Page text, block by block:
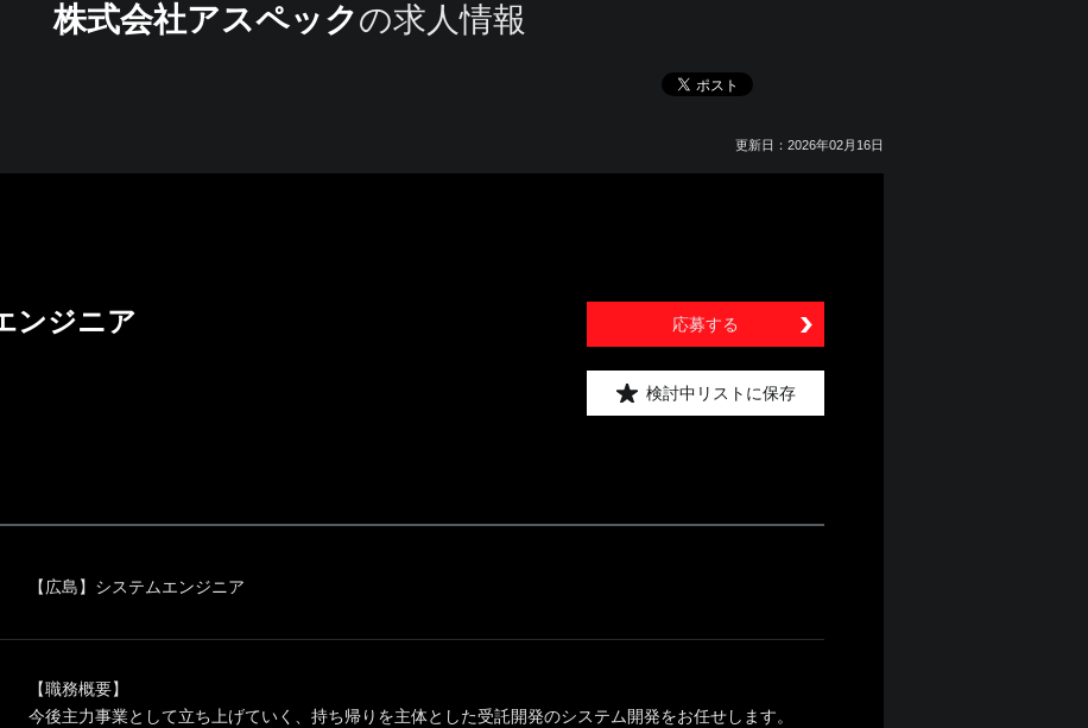
株式会社アスペックの求人情報
更新日：2026年02月16日
ンジニア 応募する
検討中リストに保存
【広島】システムエンジニア
【職務概要】
今後主力事業として立ち上げていく、持ち帰りを主体とした受託開発のシステム開発をお任せします。